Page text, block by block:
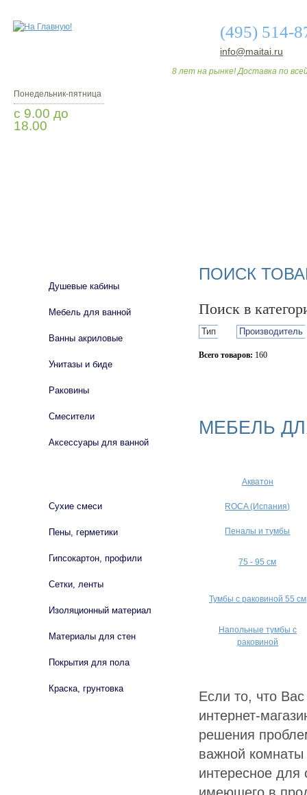
(495) 514-
info@maitai.ru
8 лет на рынке! Доставка по
Понедельник-пятница
с 9.00 до
18.00
ПОИСК
Поиск в
Тип Производитель
Всего товаров: 160
МЕБЕЛЬ
Акватон
ROCA (Испания)
Пеналы и тумбы
75 - 95 см
Тумбы с раковиной 55 см
Напольные тумбы с
раковиной
Если то, что
интернет-
решения
важной
интересное для
Душевые кабины
Мебель для ванной
Ванны акриловые
Унитазы и биде
Раковины
Смесители
Аксессуары для ванной
Сухие смеси
Пены, герметики
Гипсокартон, профили
Сетки, ленты
Изоляционный материал
Материалы для стен
Покрытия для пола
Краска, грунтовка